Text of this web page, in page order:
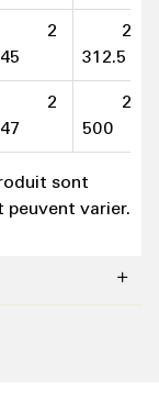
2 x
312.5
2 x
500
sont
varier.